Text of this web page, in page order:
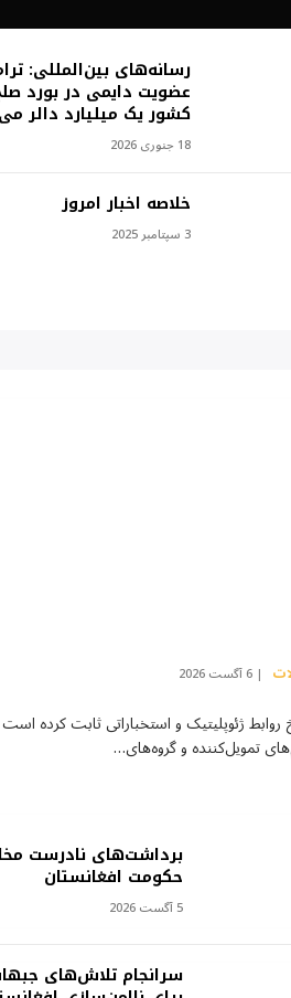
رسانه‌های بین‌المللی:
عضویت دایمی در بورد
کشور یک میلیارد دالر
18 جنوری 2026
خلاصه اخبار امروز
3 سپتامبر 2025
6 آگست 2026
روابط ژئوپلیتیک و استخباراتی ثابت کرده
تمویل‌کننده و گروه‌های…
برداشت‌های نادرست
حکومت افغانستان
5 آگست 2026
سرانجام تلاش‌های